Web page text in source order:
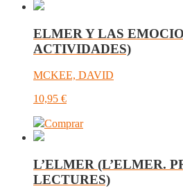
ELMER Y LAS
ACTIVIDADES)
MCKEE, DAVID
10,95 €
Comprar
L’ELMER (L’ELMER.
LECTURES)